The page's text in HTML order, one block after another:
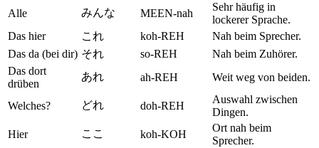
Alle みんな MEEN-nah
Sehr häufig in
lockerer Sprache.
Das hier
これ koh-REH
Nah beim Sprecher.
Das da (bei dir) それ so-REH
Nah beim Zuhörer.
Das dort
drüben
あれ ah-REH Weit weg von beiden.
Welches? どれ doh-REH
Auswahl zwischen
Dingen.
Hier
ここ koh-KOH
Ort nah beim
Sprecher.